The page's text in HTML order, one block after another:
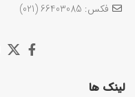
فکس: 66403085 (021)
لینک ها